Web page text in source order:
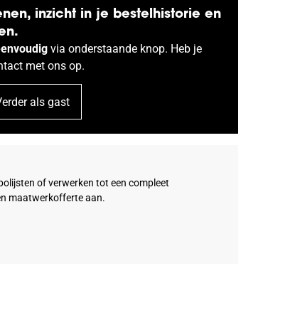
inzicht in je bestelhistorie en
via onderstaande knop. Heb je
met ons op.
als gast
of verwerken tot een compleet
maatwerkofferte aan.